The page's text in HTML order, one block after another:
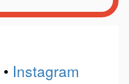
• Instagram